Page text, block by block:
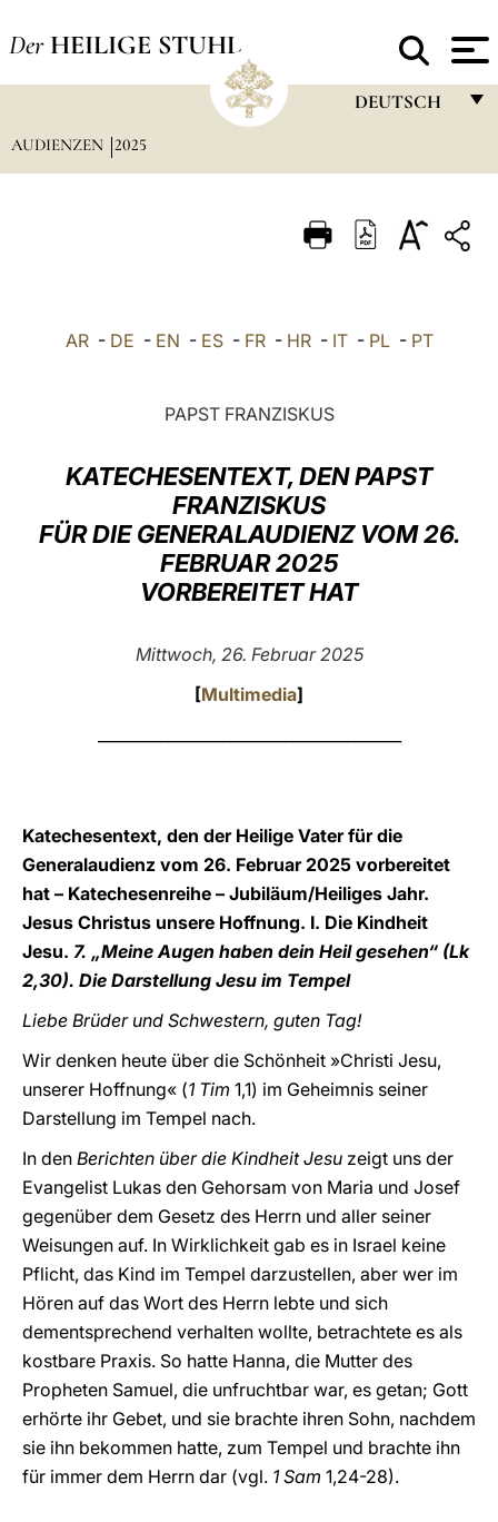
Der HEILIGE STUHL
DEUTSCH
ITALIANO
中文
LATINE
AUDIENZEN 2025
AR- DE - EN - ES- FR- HR- IT- PL- PT
PAPST FRANZISKUS
KATECHESENTEXT, DEN PAPST
FRANZISKUS
FÜR DIE GENERALAUDIENZ VOM 26.
FEBRUAR 2025
VORBEREITET HAT
Mittwoch, 26. Februar 2025
[Multimedia]
Katechesentext, den der Heilige Vater für die
Generalaudienz vom 26. Februar 2025 vorbereitet
hat – Katechesenreihe – Jubiläum/Heiliges Jahr.
Jesus Christus unsere Hoffnung. I. Die Kindheit
Jesu. 7. „Meine Augen haben dein Heil gesehen“ (Lk
2,30). Die Darstellung Jesu im Tempel
Liebe Brüder und Schwestern, guten Tag!
Wir denken heute über die Schönheit »Christi Jesu,
unserer Hoffnung« (1 Tim 1,1) im Geheimnis seiner
Darstellung im Tempel nach.
In den Berichten über die Kindheit Jesu zeigt uns der
Evangelist Lukas den Gehorsam von Maria und Josef
gegenüber dem Gesetz des Herrn und aller seiner
Weisungen auf. In Wirklichkeit gab es in Israel keine
Pflicht, das Kind im Tempel darzustellen, aber wer im
Hören auf das Wort des Herrn lebte und sich
dementsprechend verhalten wollte, betrachtete es als
kostbare Praxis. So hatte Hanna, die Mutter des
Propheten Samuel, die unfruchtbar war, es getan; Gott
erhörte ihr Gebet, und sie brachte ihren Sohn, nachdem
sie ihn bekommen hatte, zum Tempel und brachte ihn
für immer dem Herrn dar (vgl. 1 Sam 1,24-28).